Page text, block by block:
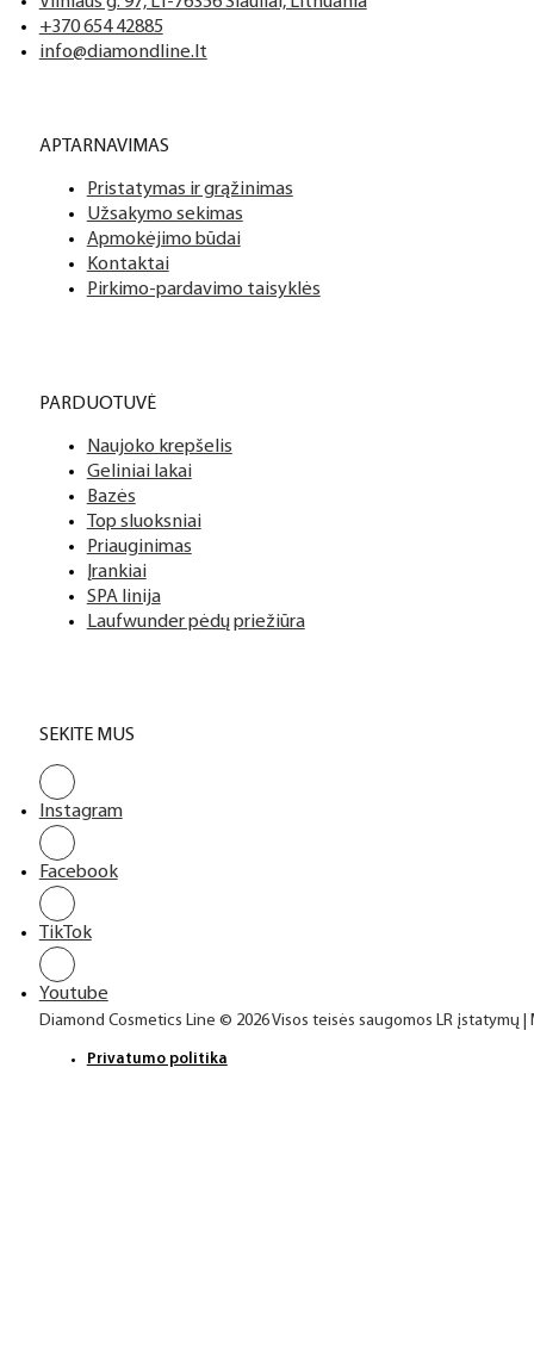
Mes siūlome tik aukščiausios kokybės produktus nagams,
Platus prekių katalogas
Turime daugiau nei 3000 produktų visiems Jūsų poreikiams
PDF katalogas
Vilniaus g. 97, LT-76356 Šiauliai, Lithuania
+370 654 42885
Pristatymas ir grąžinimas
Užsakymo sekimas
Apmokėjimo būdai
Kontaktai
Naujoko krepšelis
Geliniai lakai
Bazės
Top sluoksniai
Priauginimas
Įrankiai
SPA linija
SEKITE MUS
Instagram
Facebook
TikTok
Youtube